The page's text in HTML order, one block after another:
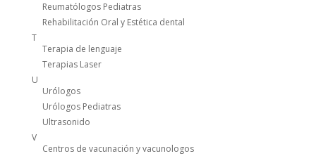
Reumatólogos Pediatras
Rehabilitación Oral y Estética dental
T
Terapia de lenguaje
Terapias Laser
U
Urólogos
Urólogos Pediatras
Ultrasonido
V
Centros de vacunación y vacunologos